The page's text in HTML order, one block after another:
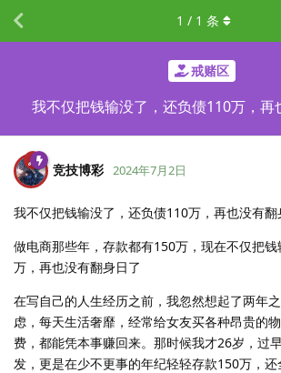
戒赌区
我不仅把钱输没了，还负债110万，再
1 / 1 条
竞技博彩 2024年7月2日
我不仅把钱输没了，还负债110万，再也没有翻
做电商那些年，存款都有150万，现在不仅把
万，再也没有翻身日了
在写自己的人生经历之前，我忽然想起了两年
虑，每天生活奢靡，经常给女友买各种昂贵的
费，都能凭本事赚回来。那时候我才26岁，过
发，更是在少不更事的年纪轻轻存款150万，